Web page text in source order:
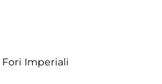
Imperiali